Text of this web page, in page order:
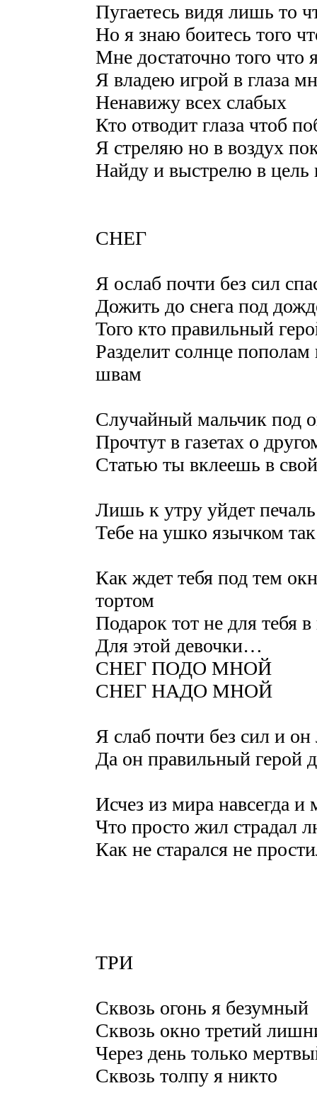
Пугаетесь видя лишь то
Но я знаю боитесь того
Мне достаточно того что
Я владею игрой в глаза
Ненавижу всех слабых
Кто отводит глаза чтоб
Я стреляю но в воздух
Найду и выстрелю в цель
СНЕГ
Я ослаб почти без сил
Дожить до снега под
Того кто правильный
Разделит солнце
швам
Случайный мальчик под
Прочтут в газетах о
Статью ты вклеешь в
Лишь к утру уйдет
Тебе на ушко язычком
Как ждет тебя под тем
тортом
Подарок тот не для тебя
Для этой девочки…
СНЕГ ПОДО МНОЙ
СНЕГ НАДО МНОЙ
Я слаб почти без сил и он
Да он правильный герой
Исчез из мира навсегда и
Что просто жил страдал
Как не старался не
ТРИ
Сквозь огонь я безумный
Сквозь окно третий
Через день только
Сквозь толпу я никто